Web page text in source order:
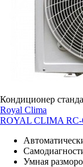
Кондиционер
Royal Clima
ROYAL CLIMA
Умная